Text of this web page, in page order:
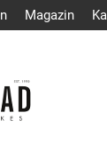
Magazin